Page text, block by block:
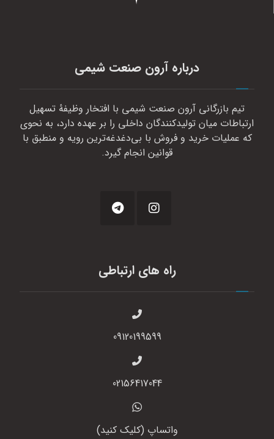
درباره آرون صنعت شیمی
تیم بازرگانی آرون صنعت شیمی با افتخار وظیفهٔ تسهیل
ارتباطات میان تولیدکنندگان داخلی را بر عهده دارد، به نحوی
که عملیات خرید و فروش با بی‌دغدغه‌ترین رویه و منطبق با
قوانین انجام گیرد.
راه های ارتباطی
09120199599
02156417044
واتساپ (کلیک کنید)